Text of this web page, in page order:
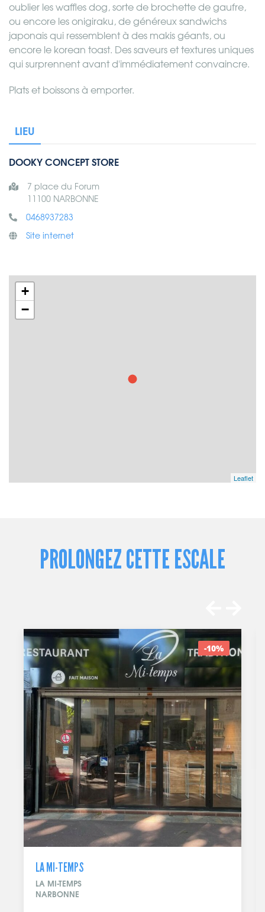
oublier les waffles dog, sorte de brochette de gaufre,
ou encore les onigiraku, de généreux sandwichs
japonais qui ressemblent à des makis géants, ou
encore le korean toast. Des saveurs et textures uniques
qui surprennent avant d'immédiatement convaincre.
Plats et boissons à emporter.
LIEU
DOOKY CONCEPT STORE
7 place du Forum
11100 NARBONNE
0468937283
Site internet
+
−
Leaflet
PROLONGEZ CETTE ESCALE
-10%
LA MI-TEMPS
LA MI-TEMPS
NARBONNE